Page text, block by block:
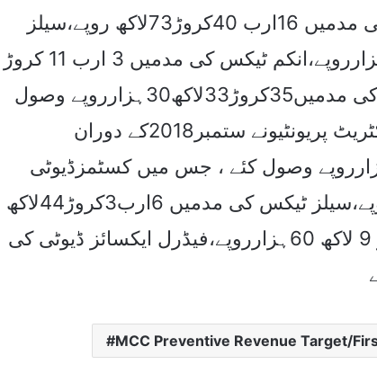
وٹیکسزوصول کئے جس میں کسٹمزڈیوٹی کی مدمیں 16ارب 40کروڑ73لاکھ روپے،سیلز
ٹیکس کی مدمیں 18ارب77کروڑ3لاکھ 90ہزارروپے،انکم ٹیکس کی مدمیں 3 ارب 11 کروڑ
75 لاکھ 40ہزارروپے،فیڈرل ایکسائز ڈیوٹی کی مدمیں35کروڑ33لاکھ30ہزارروپے وصول
کئے۔ دستاویزات کے مطابق ماڈل کسٹمزکلکٹریٹ پریونٹیونے ستمبر2018کے دوران
طورپر12ارب56کروڑ76لاکھ 10ہزارروپے وصول کئے ، جس میں کسٹمزڈیوٹی
کی مدمیں 5ارب 24کروڑ89لاکھ40ہزار روپے،سیلز ٹیکس کی مدمیں 6ارب3کروڑ44لاکھ
روپے،انکم ٹیکس کی مدمیںایک ارب 11 کروڑ 9 لاکھ 60ہزارروپے،فیڈرل ایکسائز ڈیوٹی کی
MCC Preventive Revenue Target/